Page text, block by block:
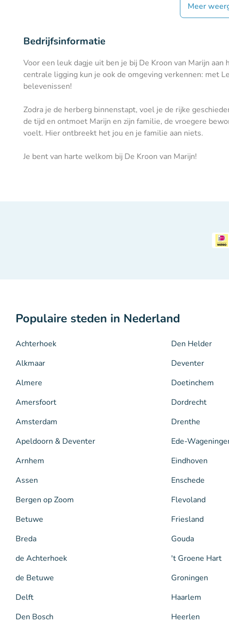
Meer
Bedrijfsinformatie
Voor een leuk dagje uit ben je bij De Kroon van Marijn
centrale ligging kun je ook de omgeving verkennen: met
belevenissen!
Zodra je de herberg binnenstapt, voel je de rijke
de tijd en ontmoet Marijn en zijn familie, de vroegere
voelt. Hier ontbreekt het jou en je familie aan niets.
Je bent van harte welkom bij De Kroon van Marijn!
Populaire steden in Nederland
Achterhoek
Alkmaar
Almere
Amersfoort
Amsterdam
Apeldoorn & Deventer
Arnhem
Assen
Bergen op Zoom
Betuwe
Breda
de Achterhoek
de Betuwe
Delft
Den Bosch
Den Helder
Deventer
Doetinchem
Dordrecht
Drenthe
Ede-
Eindhoven
Enschede
Flevoland
Friesland
Gouda
't Groene Hart
Groningen
Haarlem
Heerlen